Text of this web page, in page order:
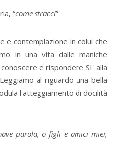
“come stracci”
e contemplazione in colui che
in una vita dalle maniche
e rispondere SI' alla
al riguardo una bella
l'atteggiamento di docilità
parola, o figli e amici miei,